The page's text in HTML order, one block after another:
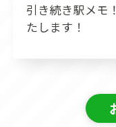
引き続き駅メモ
たします！